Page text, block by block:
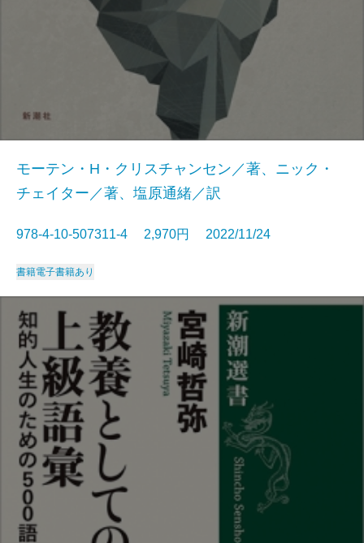
モーテン・H・クリスチャンセン／著、ニック・
チェイター／著、塩原通緒／訳
978-4-10-507311-4 2,970円 2022/11/24
書籍電子書籍あり